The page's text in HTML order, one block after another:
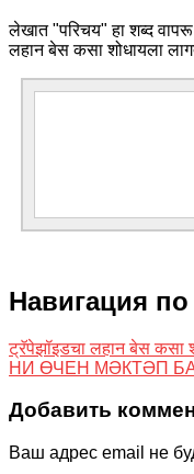
लेखात "परिचय" हा शब्द
लहान बेस कसा शोधायला
Навигация
ट्रॅपेझॉइडचा लहान बेस कसा
НИ ӨЧЕН МӘКТӘП
Добавить
Ваш адрес email не